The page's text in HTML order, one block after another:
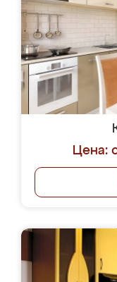
Цена: